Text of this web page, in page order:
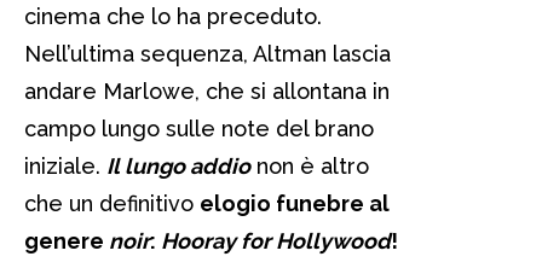
cinema che lo ha preceduto.
Nell’ultima sequenza, Altman lascia
andare Marlowe, che si allontana in
campo lungo sulle note del brano
iniziale. Il lungo addionon è altro
che un definitivo elogio funebre al
genere noir: Hooray for Hollywood!